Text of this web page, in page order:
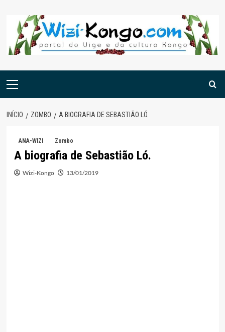
content
Menu
INÍCIO ZOMBO A BIOGRAFIA DE SEBASTIÃO LÓ.
ANA-WIZI Zombo
A biografia de Sebastião Ló.
Wizi-Kongo 13/01/2019